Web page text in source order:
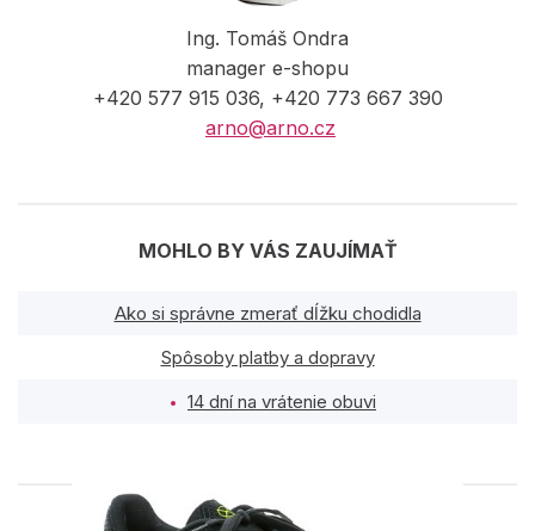
Ing. Tomáš Ondra
manager e-shopu
+420 577 915 036, +420 773 667 390
arno@arno.cz
MOHLO BY VÁS ZAUJÍMAŤ
Ako si správne zmerať dĺžku chodidla
Spôsoby platby a dopravy
14 dní na vrátenie obuvi